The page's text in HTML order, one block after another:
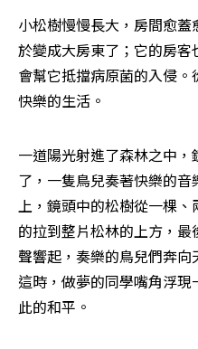
小松樹慢慢長大，房間愈
於變成大房東了；它的房
會幫它抵擋病原菌的入侵
快樂的生活。
一道陽光射進了森林之中
了，一隻鳥兒奏著快樂的
上，鏡頭中的松樹從一棵
的拉到整片松林的上方，
聲響起，奏樂的鳥兒們奔向
這時，做夢的同學嘴角浮
此的和平。